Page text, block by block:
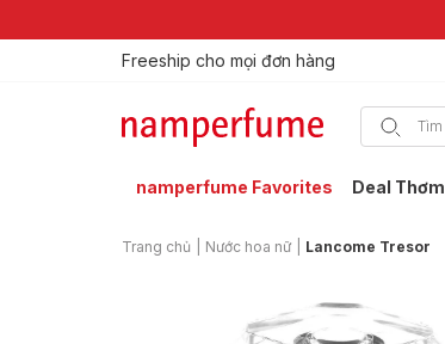
Freeship cho mọi đơn hàng
Thương hiệu nước hoa uy tín từ 2013
namperfume Favorites Deal Thơm
Trang chủ Nước hoa nữ Lancome Tresor